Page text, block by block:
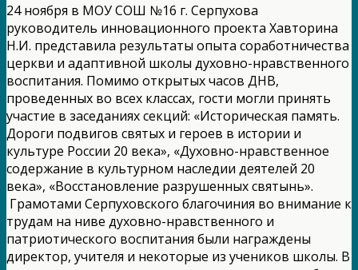
24 ноября в МОУ СОШ №16 г. Серпухова
руководитель инновационного проекта Хавторина
Н.И. представила результаты опыта соработничества
церкви и адаптивной школы духовно-нравственного
воспитания. Помимо открытых часов ДНВ,
проведенных во всех классах, гости могли принять
участие в заседаниях секций: «Историческая память.
Дороги подвигов святых и героев в истории и
культуре России 20 века», «Духовно-нравственное
содержание в культурном наследии деятелей 20
века», «Восстановление разрушенных святынь».
Грамотами Серпуховского благочиния во внимание к
трудам на ниве духовно-нравственного и
патриотического воспитания были награждены
директор, учителя и некоторые из учеников школы. В